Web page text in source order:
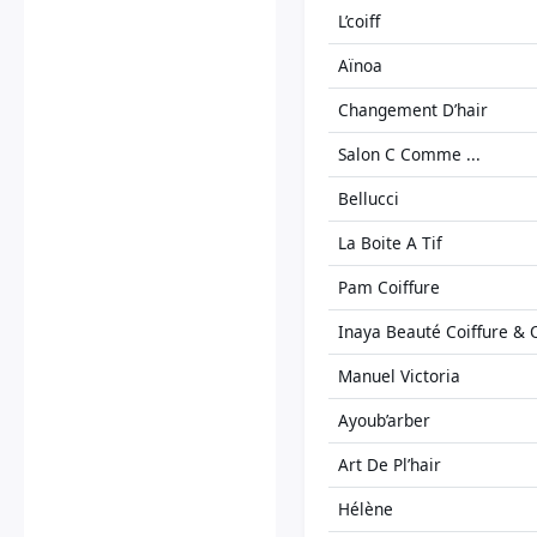
L’coiff
Aïnoa
Changement D’hair
Salon C Comme ...
Bellucci
La Boite A Tif
Pam Coiffure
Inaya Beauté Coiffure &
Manuel Victoria
Ayoub’arber
Art De Pl’hair
Hélène